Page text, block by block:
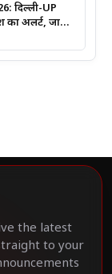
दिल्ली-UP
का अलर्ट, जानिए
the latest
to your